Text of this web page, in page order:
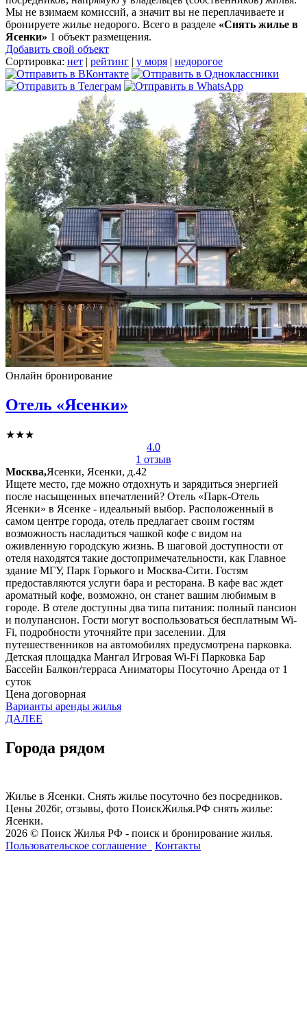
Мы не взимаем комиссий, а значит вы не переплачиваете и
бронируете жилье недорого. Всего в разделе «Снять жилье в
Ясенки» 1 объект размещения.
Добавить свой объект
Сортировка: нет | рейтинг | у моря | недорогое
Онлайн бронирование
Отель «Ясенки»
★★★
4.0
1 отзыв
Москва,Ясенки, Ясенки, д.42
Ищете место, где можно отдохнуть и зарядиться энергией
после насыщенных впечатлений? Отель «Парк-Отель
Ясенки» в Ясенке - идеальный выбор. Расположенный в
самом центре города, отель предлагает своим гостям
возможность насладиться чашкой кофе с видом на
оживленную городскую жизнь. В шаговой доступности от
отеля находятся такие достопримечательности, как Главное
здание МГУ, Парк Горького и Москва-Сити. Гостям
предоставляются услуги бара и ресторана. В кафе вас ждет
ароматный кофе, возможно, он станет вашим любимым в
городе. В отеле доступны два типа питания: полный пансион
и полупансион. Гости могут воспользоваться бесплатным Wi-
Fi, подробности уточняйте при заселении. Для
путешественников на автомобилях предусмотрена парковка.
Детская площадка Мангал Игровая Wi-Fi Парковка Бар
Бассейн Балкон/терраса Аниматоры Посуточно Аренда от 1
суток
Цена договорная
Варианты аренды жилья
ДАЛЕЕ
Города рядом
Жилье в Ясенки. Снять жилье посуточно без посредников.
Цены 2026г, отзывы, фото ПоискЖилья.РФ снять жилье:
Ясенки.
2026 © Поиск Жилья РФ - поиск и бронирование жилья.
Пользовательское соглашение
Контакты